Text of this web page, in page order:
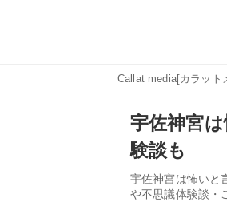
Callat media[カラット
宇佐神宮
験談も
宇佐神宮は怖いと
や不思議体験談・